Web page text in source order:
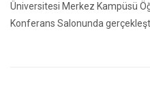
Üniversitesi Merkez Kampüsü
Konferans Salonunda